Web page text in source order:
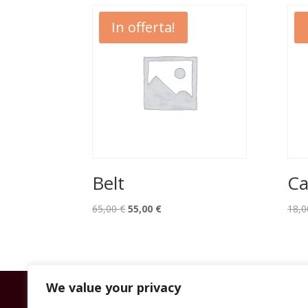
We value your privacy
In offerta!
Belt
65,00€Il
55,00 €Il